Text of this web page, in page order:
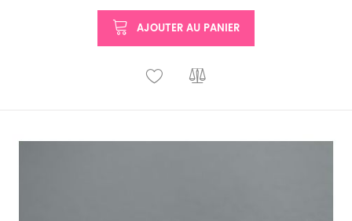
AJOUTER AU PANIER